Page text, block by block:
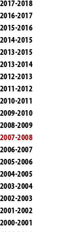
2017-2018
2016-2017
2015-2016
2014-2015
2013-2015
2013-2014
2012-2013
2011-2012
2010-2011
2009-2010
2008-2009
2007-2008
2006-2007
2005-2006
2004-2005
2003-2004
2002-2003
2001-2002
2000-2001